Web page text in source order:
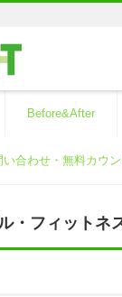
Before&After
合わせ・無料カウ
・フィットネ